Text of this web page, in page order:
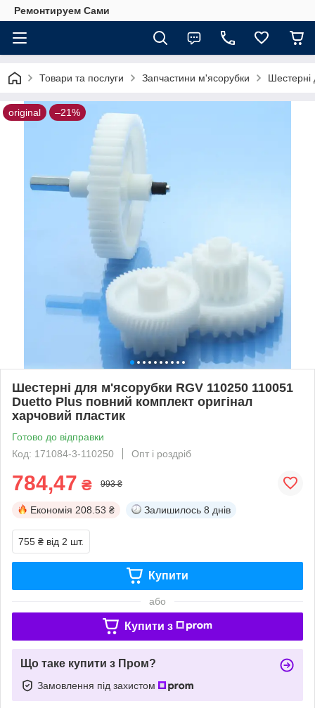
Ремонтируем Сами
Товари та послуги Запчастини м'ясорубки Шестерні
original –21%
Шестерні для м'ясорубки RGV 110250 110051
Duetto Plus повний комплект оригінал
харчовий пластик
Готово до відправки
Код: 171084-3-110250
Опт і роздріб
784,47 ₴ 993 ₴
Економія 208.53 ₴ Залишилось 8 днів
755 ₴ від 2 шт.
Купити
або
Купити з
Що таке купити з Пром?
Замовлення під захистом